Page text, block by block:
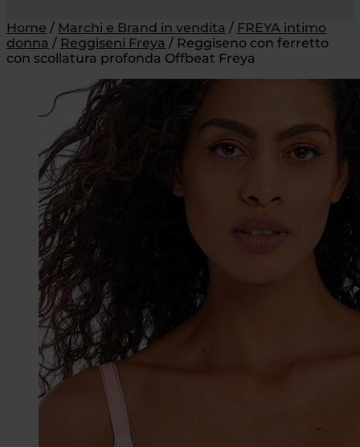
Home / Marchi e Brand in vendita / FREYA intimo
donna / Reggiseni Freya / Reggiseno con ferretto
con scollatura profonda Offbeat Freya